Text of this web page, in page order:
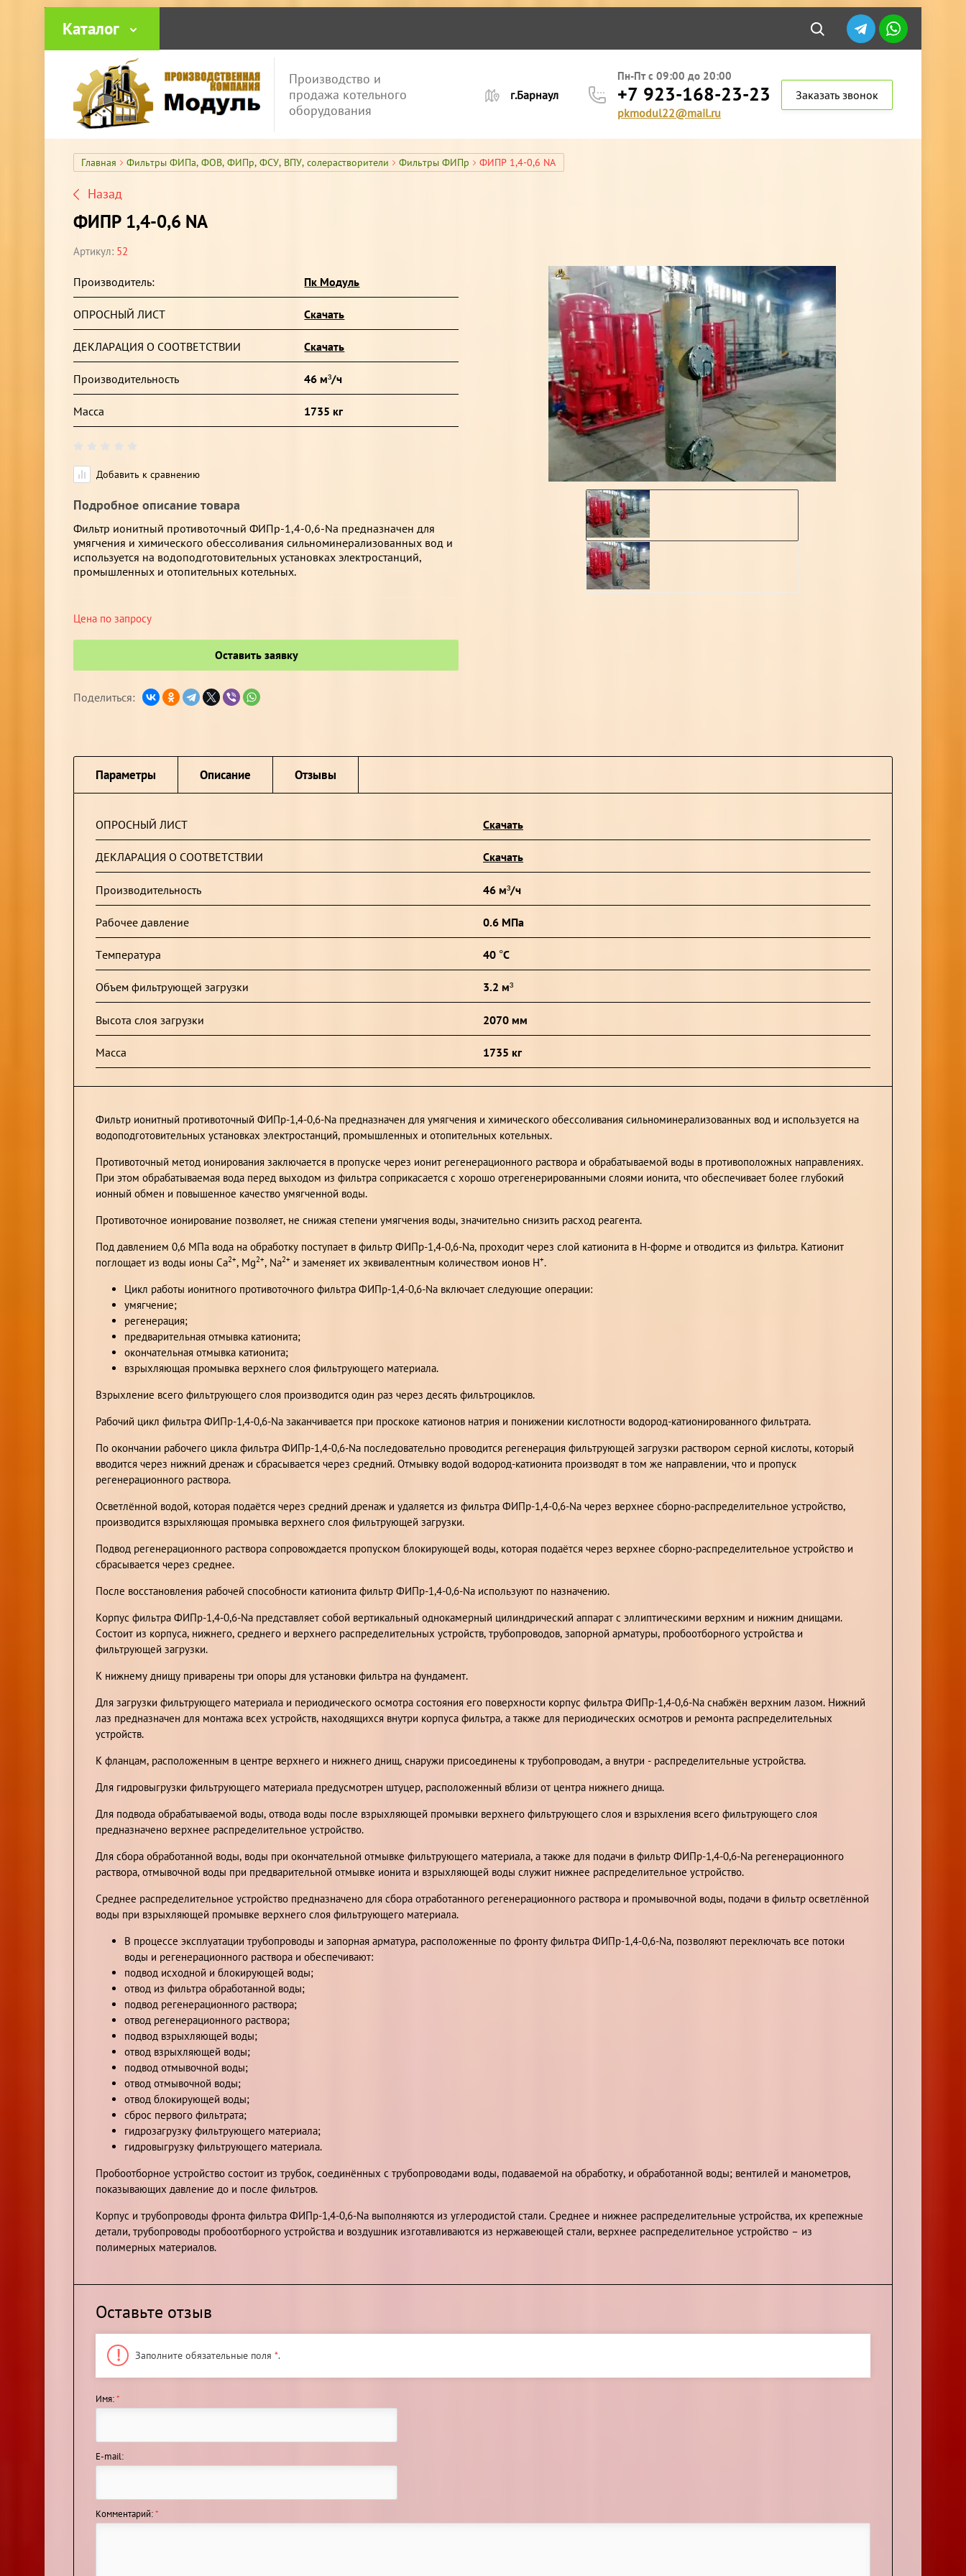
Каталог
Производство и
продажа котельного
оборудования
г.Барнаул
Пн-Пт с 09:00 до 20:00
+7 923-168-23-23
pkmodul22@mail.ru
Заказать звонок
Главная Фильтры ФИПа, ФОВ, ФИПр, ФСУ, ВПУ, солерастворители Фильтры ФИПр ФИПР 1,4-0,6 NA
Назад
ФИПР 1,4-0,6 NA
Артикул: 52
Производитель: Пк Модуль
ОПРОСНЫЙ ЛИСТ Скачать
ДЕКЛАРАЦИЯ О СООТВЕТСТВИИ Скачать
Производительность 46 м³/ч
Масса 1735 кг
Добавить к сравнению
Подробное описание товара
Фильтр ионитный противоточный ФИПр-1,4-0,6-Na предназначен для
умягчения и химического обессоливания сильноминерализованных вод и
используется на водоподготовительных установках электростанций,
промышленных и отопительных котельных.
Цена по запросу
Оставить заявку
Поделиться:
Параметры Описание Отзывы
ОПРОСНЫЙ ЛИСТ Скачать
ДЕКЛАРАЦИЯ О СООТВЕТСТВИИ Скачать
Производительность 46 м³/ч
Рабочее давление 0.6 МПа
Температура 40 °С
Объем фильтрующей загрузки 3.2 м³
Высота слоя загрузки 2070 мм
Масса 1735 кг
Фильтр ионитный противоточный ФИПр-1,4-0,6-Na предназначен для умягчения и химического обессоливания сильноминерализованных вод и используется на
водоподготовительных установках электростанций, промышленных и отопительных котельных.
Противоточный метод ионирования заключается в пропуске через ионит регенерационного раствора и обрабатываемой воды в противоположных направлениях.
При этом обрабатываемая вода перед выходом из фильтра соприкасается с хорошо отрегенерированными слоями ионита, что обеспечивает более глубокий
ионный обмен и повышенное качество умягченной воды.
Противоточное ионирование позволяет, не снижая степени умягчения воды, значительно снизить расход реагента.
Под давлением 0,6 МПа вода на обработку поступает в фильтр ФИПр-1,4-0,6-Na, проходит через слой катионита в Н-форме и отводится из фильтра. Катионит
поглощает из воды ионы Са2+, Mg2+, Na2+ и заменяет их эквивалентным количеством ионов Н+.
Цикл работы ионитного противоточного фильтра ФИПр-1,4-0,6-Na включает следующие операции:
умягчение;
регенерация;
предварительная отмывка катионита;
окончательная отмывка катионита;
взрыхляющая промывка верхнего слоя фильтрующего материала.
Взрыхление всего фильтрующего слоя производится один раз через десять фильтроциклов.
Рабочий цикл фильтра ФИПр-1,4-0,6-Na заканчивается при проскоке катионов натрия и понижении кислотности водород-катионированного фильтрата.
По окончании рабочего цикла фильтра ФИПр-1,4-0,6-Na последовательно проводится регенерация фильтрующей загрузки раствором серной кислоты, который
вводится через нижний дренаж и сбрасывается через средний. Отмывку водой водород-катионита производят в том же направлении, что и пропуск
регенерационного раствора.
Осветлённой водой, которая подаётся через средний дренаж и удаляется из фильтра ФИПр-1,4-0,6-Na через верхнее сборно-распределительное устройство,
производится взрыхляющая промывка верхнего слоя фильтрующей загрузки.
Подвод регенерационного раствора сопровождается пропуском блокирующей воды, которая подаётся через верхнее сборно-распределительное устройство и
сбрасывается через среднее.
После восстановления рабочей способности катионита фильтр ФИПр-1,4-0,6-Na используют по назначению.
Корпус фильтра ФИПр-1,4-0,6-Na представляет собой вертикальный однокамерный цилиндрический аппарат с эллиптическими верхним и нижним днищами.
Состоит из корпуса, нижнего, среднего и верхнего распределительных устройств, трубопроводов, запорной арматуры, пробоотборного устройства и
фильтрующей загрузки.
К нижнему днищу приварены три опоры для установки фильтра на фундамент.
Для загрузки фильтрующего материала и периодического осмотра состояния его поверхности корпус фильтра ФИПр-1,4-0,6-Na снабжён верхним лазом. Нижний
лаз предназначен для монтажа всех устройств, находящихся внутри корпуса фильтра, а также для периодических осмотров и ремонта распределительных
устройств.
К фланцам, расположенным в центре верхнего и нижнего днищ, снаружи присоединены к трубопроводам, а внутри - распределительные устройства.
Для гидровыгрузки фильтрующего материала предусмотрен штуцер, расположенный вблизи от центра нижнего днища.
Для подвода обрабатываемой воды, отвода воды после взрыхляющей промывки верхнего фильтрующего слоя и взрыхления всего фильтрующего слоя
предназначено верхнее распределительное устройство.
Для сбора обработанной воды, воды при окончательной отмывке фильтрующего материала, а также для подачи в фильтр ФИПр-1,4-0,6-Na регенерационного
раствора, отмывочной воды при предварительной отмывке ионита и взрыхляющей воды служит нижнее распределительное устройство.
Среднее распределительное устройство предназначено для сбора отработанного регенерационного раствора и промывочной воды, подачи в фильтр осветлённой
воды при взрыхляющей промывке верхнего слоя фильтрующего материала.
В процессе эксплуатации трубопроводы и запорная арматура, расположенные по фронту фильтра ФИПр-1,4-0,6-Na, позволяют переключать все потоки
воды и регенерационного раствора и обеспечивают:
подвод исходной и блокирующей воды;
отвод из фильтра обработанной воды;
подвод регенерационного раствора;
отвод регенерационного раствора;
подвод взрыхляющей воды;
отвод взрыхляющей воды;
подвод отмывочной воды;
отвод отмывочной воды;
отвод блокирующей воды;
сброс первого фильтрата;
гидрозагрузку фильтрующего материала;
гидровыгрузку фильтрующего материала.
Пробоотборное устройство состоит из трубок, соединённых с трубопроводами воды, подаваемой на обработку, и обработанной воды; вентилей и манометров,
показывающих давление до и после фильтров.
Корпус и трубопроводы фронта фильтра ФИПр-1,4-0,6-Na выполняются из углеродистой стали. Среднее и нижнее распределительные устройства, их крепежные
детали, трубопроводы пробоотборного устройства и воздушник изготавливаются из нержавеющей стали, верхнее распределительное устройство – из
полимерных материалов.
Оставьте отзыв
Заполните обязательные поля *.
Имя:*
E-mail:
Комментарий:*